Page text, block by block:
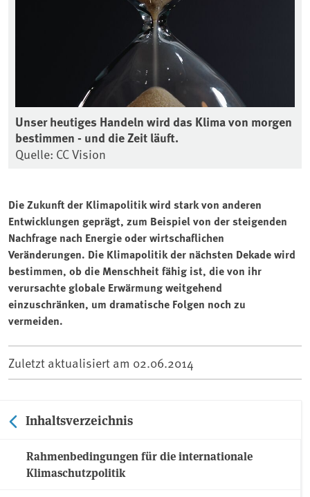
Unser heutiges Handeln wird das Klima von morgen
bestimmen - und die Zeit läuft.
Quelle: CC Vision
Die Zukunft der Klimapolitik wird stark von anderen
Entwicklungen geprägt, zum Beispiel von der steigenden
Nachfrage nach Energie oder wirtschaflichen
Veränderungen. Die Klimapolitik der nächsten Dekade wird
bestimmen, ob die Menschheit fähig ist, die von ihr
verursachte globale Erwärmung weitgehend
einzuschränken, um dramatische Folgen noch zu
vermeiden.
Zuletzt aktualisiert am 02.06.2014
Inhaltsverzeichnis
Rahmenbedingungen für die internationale
Klimaschutzpolitik